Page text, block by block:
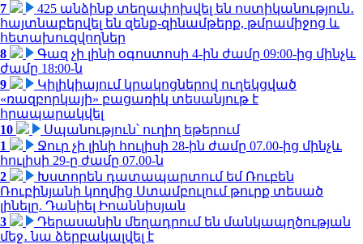
7
425 անձինք տեղափոխվել են ոստիկանություն․
հայտնաբերվել են զենք-զինամթերք, թմրամիջոց և
հետախուզվողներ
8
Գազ չի լինի օգոստոսի 4-ին ժամը 09:00-ից մինչև
ժամը 18:00-ն
9
Կիլիկիայում կրակոցներով ուղեկցված
«ռազբորկայի» բացառիկ տեսանյութ է
հրապարակվել
10
Սպանություն՝ ուղիղ եթերում
1
Ջուր չի լինի հուլիսի 28-ին ժամը 07.00-ից մինչև
հուլիսի 29-ը ժամը 07.00-ն
2
Խստորեն դատապարտում եմ Ռուբեն
Ռուբինյանի կողմից Ստամբուլում թուրք տեսած
լինելը. Դանիել Իոաննիսյան
3
Դերասանին մեղադրում են մանկապղծության
մեջ․ նա ձերբակալվել է